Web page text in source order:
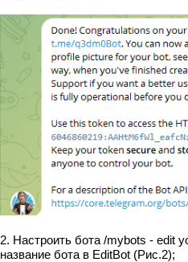
2. Настроить бота /mybots - edit
название бота в EditBot (Рис.2);